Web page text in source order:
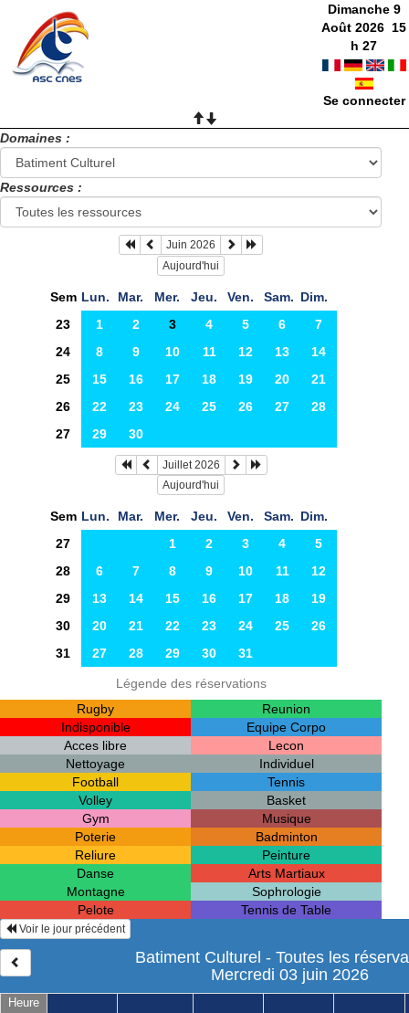
Dimanche 9
Août 2026 15
h27
Se connecter
Domaines :
Ressources :
Juin 2026
Aujourd'hui
Sem Lun. Mar. Mer. Jeu. Ven. Sam. Dim.
23
1 2 3 4 5 6
7
24
8 9 10 11 12 13
14
25
15 16 17 18 19 20
21
26
22 23 24 25 26 27
28
27
29 30
Juillet 2026
Aujourd'hui
Sem Lun. Mar. Mer. Jeu. Ven. Sam. Dim.
27
1 2 3 4
5
28
6 7 8 9 10 11
12
29
13 14 15 16 17 18
19
30
20 21 22 23 24 25
26
31
27 28 29 30 31
Légende des réservations
Rugby
Reunion
Indisponible
Equipe Corpo
Acces libre
Lecon
Nettoyage
Individuel
Football
Tennis
Volley
Basket
Gym
Musique
Poterie
Badminton
Reliure
Peinture
Danse
Arts Martiaux
Montagne
Sophrologie
Pelote
Tennis de Table
Heure
Voir le jour précédent
Batiment Culturel - Toutes les
Mercredi 03 juin 2026